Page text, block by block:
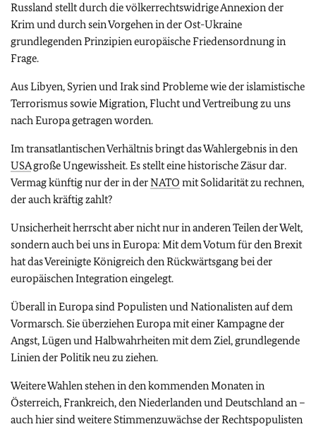
Russland stellt durch die völkerrechtswidrige Annexion der
Krim und durch sein Vorgehen in der Ost-Ukraine
grundlegenden Prinzipien europäische Friedensordnung in
Frage.
Aus Libyen, Syrien und Irak sind Probleme wie der islamistische
Terrorismus sowie Migration, Flucht und Vertreibung zu uns
nach Europa getragen worden.
Im transatlantischen Verhältnis bringt das Wahlergebnis in den
USAgroße Ungewissheit. Es stellt eine historische Zäsur dar.
Vermag künftig nur der in derNATO mit Solidarität zu rechnen,
der auch kräftig zahlt?
Unsicherheit herrscht aber nicht nur in anderen Teilen der Welt,
sondern auch bei uns in Europa: Mit dem Votum für den Brexit
hat das Vereinigte Königreich den Rückwärtsgang bei der
europäischen Integration eingelegt.
Überall in Europa sind Populisten und Nationalisten auf dem
Vormarsch. Sie überziehen Europa mit einer Kampagne der
Angst, Lügen und Halbwahrheiten mit dem Ziel, grundlegende
Linien der Politik neu zu ziehen.
Weitere Wahlen stehen in den kommenden Monaten in
Österreich, Frankreich, den Niederlanden und Deutschland an –
auch hier sind weitere Stimmenzuwächse der Rechtspopulisten